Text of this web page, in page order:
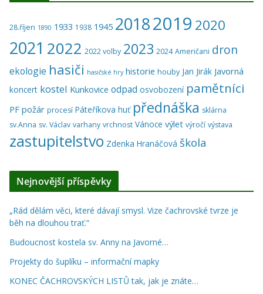
28.říjen 1890 1933 1938 1945 20182019 2020
2021 2022 2022 volby 2023 2024 Američani dron
ekologie hasiči hasičské hry historie houby Jan Jirák Javorná
koncert kostel Kunkovice odpad osvobození pamětníci
PF požár procesí Páteříkova huť přednáška sklárna
sv.Anna sv. Václav varhany vrchnost Vánoce výlet výročí výstava
zastupitelstvo Zdenka Hranáčová škola
Nejnovější příspěvky
„Rád dělám věci, které dávají smysl. Vize čachrovské tvrze je
běh na dlouhou trať.“
Budoucnost kostela sv. Anny na Javorné…
Projekty do šuplíku – informační mapky
KONEC ČACHROVSKÝCH LISTŮ tak, jak je znáte…